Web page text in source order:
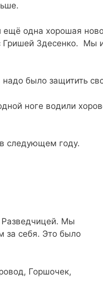
ещё одна хорошая
Здесенко. Мы
было защитить
ноге водили
следующем году.
Мы
за себя. Это было
Горшочек,